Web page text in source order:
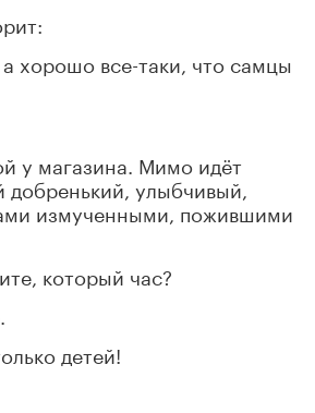
хорошо все-таки, что самцы
у магазина. Мимо идёт
добренький, улыбчивый,
измученными, пожившими
который час?
детей!